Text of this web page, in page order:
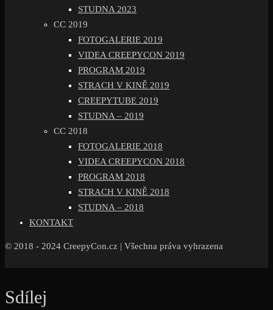
STUDNA 2023
CC 2019
FOTOGALERIE 2019
VIDEA CREEPYCON 2019
PROGRAM 2019
STRACH V KINĚ 2019
CREEPYTUBE 2019
STUDNA – 2019
CC 2018
FOTOGALERIE 2018
VIDEA CREEPYCON 2018
PROGRAM 2018
STRACH V KINĚ 2018
STUDNA – 2018
KONTAKT
© 2018 - 2024 CreepyCon.cz | Všechna práva vyhrazena
Sdílej